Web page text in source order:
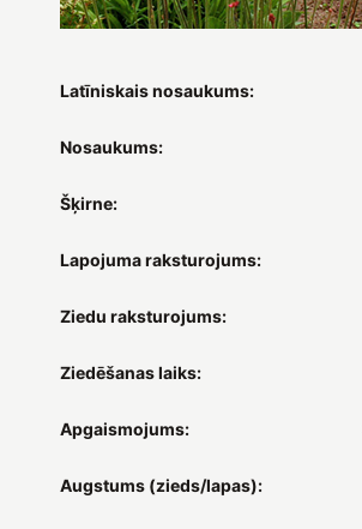
Latīniskais nosaukums:
Nosaukums:
Šķirne:
Lapojuma raksturojums:
Ziedu raksturojums:
Ziedēšanas laiks:
Apgaismojums:
Augstums (zieds/lapas):